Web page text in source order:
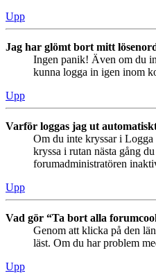
Upp
Jag har glömt bort mitt
Ingen panik! Även om du
kunna logga in igen inom
Upp
Varför loggas jag ut
Om du inte kryssar i
kryssa i rutan nästa gång
forumadministratören
Upp
Vad gör “Ta bort alla
Genom att klicka på den
läst. Om du har problem
Upp